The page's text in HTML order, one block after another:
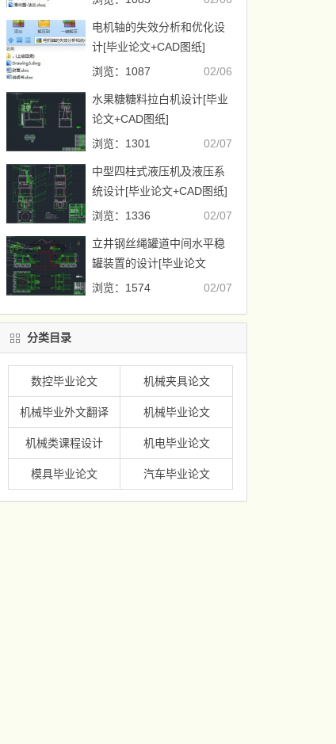
电机轴的失效分析和优化设
计[毕业论文+CAD图纸]
02/06
浏览：1087
水果糖糖料拉白机设计[毕业
论文+CAD图纸]
02/07
浏览：1301
中型四柱式液压机及液压系
统设计[毕业论文+CAD图纸]
02/07
浏览：1336
立井钢丝绳罐道中间水平稳
罐装置的设计[毕业论文
+CAD图纸]
02/07
浏览：1574
分类目录
数控毕业论文 机械夹具论文
机械毕业外文翻译 机械毕业论文
机械类课程设计 机电毕业论文
模具毕业论文 汽车毕业论文